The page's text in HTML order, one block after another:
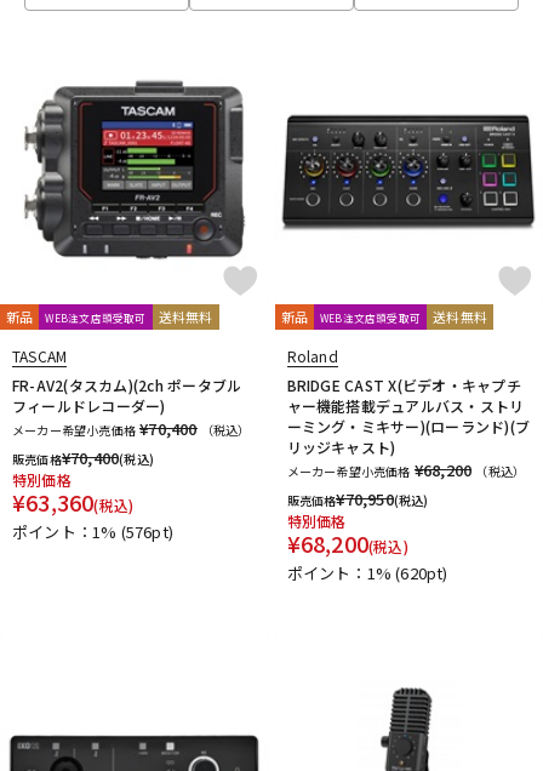
中古 ヴィンテージ
FLUX::
GARRITAN
GATOR Frameworks
HEAVYOCITY
HEiL SOUND HERCULES
ICON
iConnectivity
IK Multimedia
Ikebe Original
IMAGE LINE SOFTWARE
Inspired Acoustics
INTERNET
iZotope
KAWAII FUTURESAMPLES
Klevgrand
KORG Krotos LEWITT Lexicon
Lynx
moog
Native Instruments
Nektar Technology
NOVATION Nugen Audio
O-R
OVERLOUD Oyaide PG Music
Pitch Innovations
Plugin Alliance
Positive Grid
PreSonus
PrismSound
PROJECT SAM Prominy
Rational Acoustics
RODE Roland
SPECTRASONICS
Steven Slate Audio
stokyo
STREZOV SAMPLING
SynchroArts
新品 WEB注文店頭受取可 送料無料
TASCAM
FR-AV2(タスカム)(2ch ポータブル
フィールドレコーダー)
メーカー希望小売価格 ¥70,400
（税込）
販売価格¥70,400(税込)
特別価格
¥63,360(税込)
ポイント：1% (576pt)
新品 WEB注文店頭受取可 送料無料
Roland
BRIDGE CAST X(ビデオ・キャプチ
ャー機能搭載デュアルバス・ストリ
ーミング・ミキサー)(ローランド)(ブ
リッジキャスト)
メーカー希望小売価格 ¥68,200
（税込）
販売価格¥70,950(税込)
特別価格
¥68,200(税込)
ポイント：1%(620pt)